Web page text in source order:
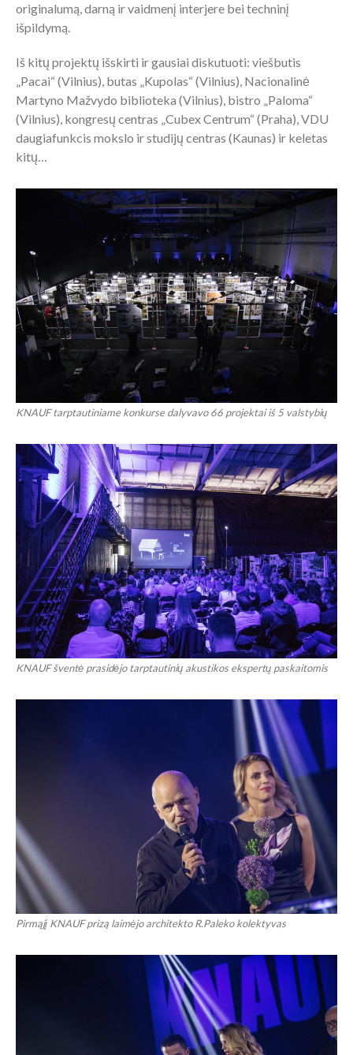
originalumą, darną ir vaidmenį interjere bei techninį
išpildymą.
Iš kitų projektų išskirti ir gausiai diskutuoti: viešbutis
„Pacai“ (Vilnius), butas „Kupolas“ (Vilnius), Nacionalinė
Martyno Mažvydo biblioteka (Vilnius), bistro „Paloma“
(Vilnius), kongresų centras „Cubex Centrum“ (Praha), VDU
daugiafunkcis mokslo ir studijų centras (Kaunas) ir keletas
kitų…
KNAUF tarptautiniame konkurse dalyvavo 66 projektai iš 5 valstybių
KNAUF šventė prasidėjo tarptautinių akustikos ekspertų paskaitomis
Pirmąjį KNAUF prizą laimėjo architekto R.Paleko kolektyvas